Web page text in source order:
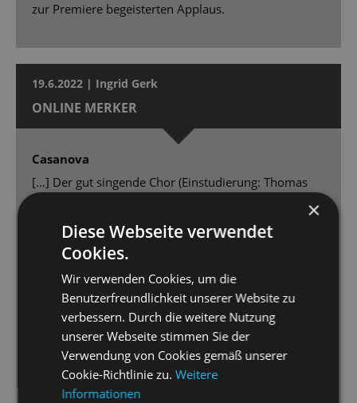
zur Premiere begeisterten Applaus.
19.6.2022 | Ingrid Gerk
ONLINE MERKER
Casanova
[…] Der gut singende Chor (Einstudierung: Thomas
Häschen in Wien (allzu wörtlich genommen),
Soldaten, Sittenpolizei, Nonnen usw. (Choreografie:
Jörn-Felix Alt) und das Orchester der Staatsoperette
(Musikalische Leitung: Christian Garbosnik) bildeten
eine gute Grundlage für das Solisten-Ensemble, von
dem die prächtig singende und spielende Ingeborg
Schöpf als Kaisern Maria Theresia ihrer Rolle Profil
und Niveau verlieh, und Christina Maria Fercher als
von gleich mehreren begehrte Laura mit Anmut,
×
Diese Webseite verwendet
Cookies.
Wir verwenden Cookies, um die
Benutzerfreundlichkeit unserer Website zu
verbessern. Durch die weitere Nutzung
unserer Webseite stimmen Sie der
Verwendung von Cookies gemäß unserer
Cookie-Richtlinie zu.Weitere
Informationen